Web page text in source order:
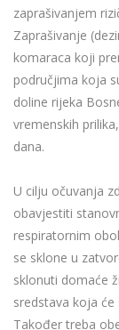
zaprašivanjem
Zaprašivanje
komaraca koji
područjima koja
doline rijeka
vremenskih
dana.
U cilju očuvanja
obavjestiti
respiratornim
se sklone u
sklonuti domaće
sredstava koja
Također treba